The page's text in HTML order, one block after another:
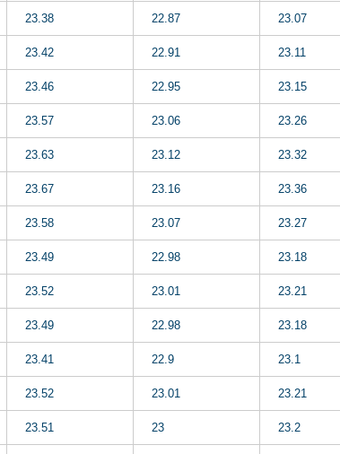
23.38 22.87 23.07
23.42 22.91 23.11
23.46 22.95 23.15
23.57 23.06 23.26
23.63 23.12 23.32
23.67 23.16 23.36
23.58 23.07 23.27
23.49 22.98 23.18
23.52 23.01 23.21
23.49 22.98 23.18
23.41 22.9 23.1
23.52 23.01 23.21
23.51 23 23.2